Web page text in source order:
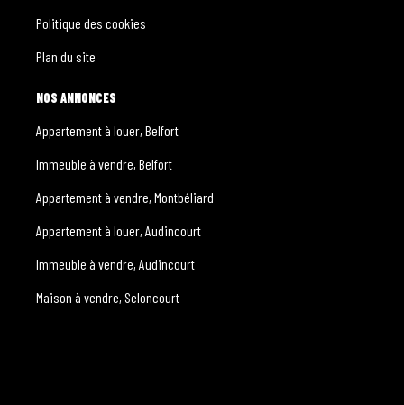
Politique des cookies
Plan du site
NOS ANNONCES
Appartement à louer, Belfort
Immeuble à vendre, Belfort
Appartement à vendre, Montbéliard
Appartement à louer, Audincourt
Immeuble à vendre, Audincourt
Maison à vendre, Seloncourt